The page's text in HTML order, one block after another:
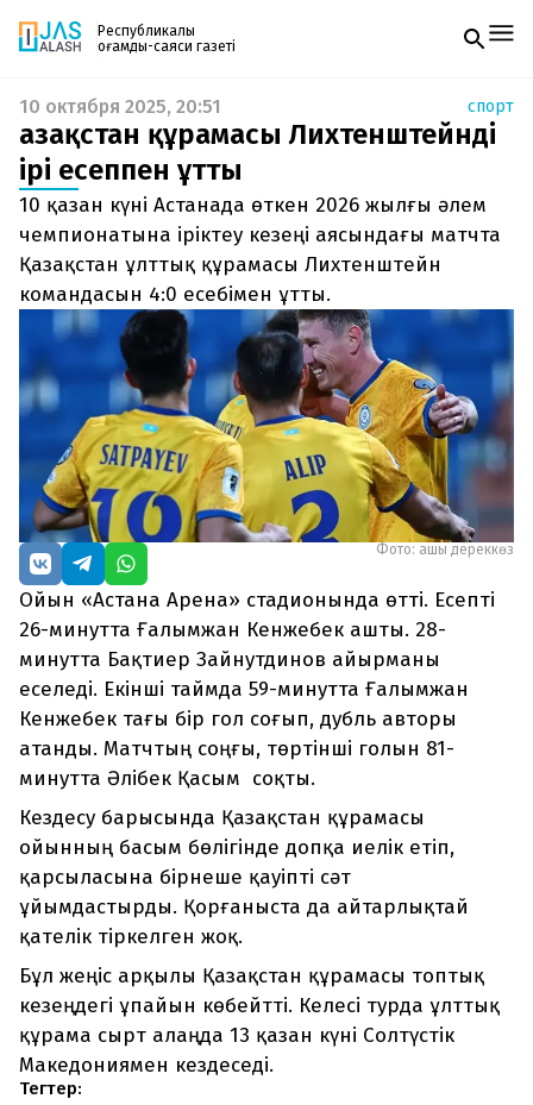
Республикалық
қоғамдық-саяси газеті
Жаңалықтар
Спорт
Live
Руханият
Аймақ
Архив
Заң және тәртіп
Редакциямен байланыс
+7 708 604 51 06
Жарнама бөлімі
+7 701 220 64 52
Пошта
zhasalash100@gmail.com
Газетке жазылу
PDF форматтағы газетті ай сайын электронды
поштаңызға алып отырыңыз. Жаңа нөмір
шыққан сәтте сізге бірден жіберіледі. Тек email
енгізіңіз, біз қалғанын өзіміз жібереміз.
10 октября 2025, 20:51 спорт
Қазақстан құрамасы Лихтенштейнді
ірі есеппен ұтты
10 қазан күні Астанада өткен 2026 жылғы әлем
чемпионатына іріктеу кезеңі аясындағы матчта
Қазақстан ұлттық құрамасы Лихтенштейн
командасын 4:0 есебімен ұтты.
Фото: ашық дереккөз
Ойын «Астана Арена» стадионында өтті. Есепті
26-минутта Ғалымжан Кенжебек ашты. 28-
минутта Бақтиер Зайнутдинов айырманы
еселеді. Екінші таймда 59-минутта Ғалымжан
Кенжебек тағы бір гол соғып, дубль авторы
атанды. Матчтың соңғы, төртінші голын 81-
минутта Әлібек Қасым соқты.
Кездесу барысында Қазақстан құрамасы
ойынның басым бөлігінде допқа иелік етіп,
қарсыласына бірнеше қауіпті сәт
ұйымдастырды. Қорғаныста да айтарлықтай
қателік тіркелген жоқ.
Бұл жеңіс арқылы Қазақстан құрамасы топтық
кезеңдегі ұпайын көбейтті. Келесі турда ұлттық
құрама сырт алаңда 13 қазан күні Солтүстік
Македониямен кездеседі.
Тегтер: